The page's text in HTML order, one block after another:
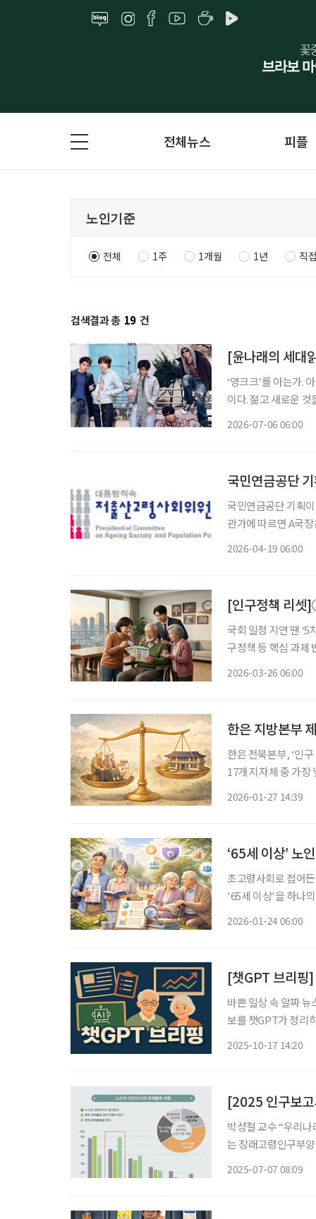
전체뉴스 피플
전체 1주 1개월 1년 직
검색결과 총 19 건
[윤나래의 세대
‘영크크’를 아는가.
이다. 젊고 새로운
2026-07-06 06:00
국민연금공단
국민연금공단 기획이
관가에 따르면 A국
2026-04-19 06:00
[인구정책 리셋
국회 일정 지연 땐
구정책 등 핵심 과제 반영 여부 주목 정부의 인구전략
2026-03-26 06:00
한은 지방본부
한은 전북본부, ‘인구 고령
17개 지자체 중 가장 낮아…고령화
2026-01-27 14:39
‘65세 이상’ 노
초고령사회로 접어
'65세 이상'을 하나
2026-01-24 06:00
[챗GPT 브리핑
바쁜 일상 속 알짜
보를 챗GPT가 정리하고 편집
2025-10-17 14:20
[2025 인구보
박성철 교수 “우리
는 장래고령인구부양비로 정비해야” 우리나라가
2025-07-07 08:09